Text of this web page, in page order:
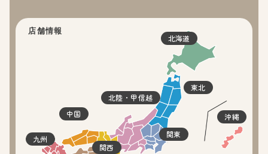
店舗情報
北海道
東北
関東
北陸・甲信越
関西
中国
九州
沖縄